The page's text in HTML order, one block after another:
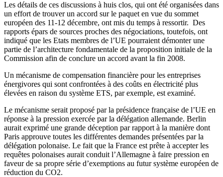
Les détails de ces discussions à huis clos, qui ont été organisées dans
un effort de trouver un accord sur le paquet en vue du sommet
européen des 11-12 décembre, ont mis du temps à ressortir. Des
rapports épars de sources proches des négociations, toutefois, ont
indiqué que les Etats membres de l’UE pourraient démonter une
partie de l’architecture fondamentale de la proposition initiale de la
Commission afin de conclure un accord avant la fin 2008.
Un mécanisme de compensation financière pour les entreprises
énergivores qui sont confrontées à des coûts en électricité plus
élevées en raison du système ETS, par exemple, est examiné.
Le mécanisme serait proposé par la présidence française de l’UE en
réponse à la pression exercée par la délégation allemande. Berlin
aurait exprimé une grande déception par rapport à la manière dont
Paris approuve toutes les différentes demandes présentées par la
délégation polonaise. Le fait que la France est prête à accepter les
requêtes polonaises aurait conduit l’Allemagne à faire pression en
faveur de sa propre série d’exemptions au futur système européen de
réduction du CO2.